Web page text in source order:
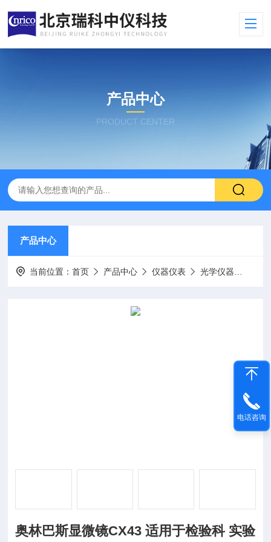
产品中心
PRODUCT CENTER
产品中心
当前位置：首页 产品中心 仪器仪表 光学仪器
奥林巴斯显微镜CX43 适用于检验科 实验
电话咨询